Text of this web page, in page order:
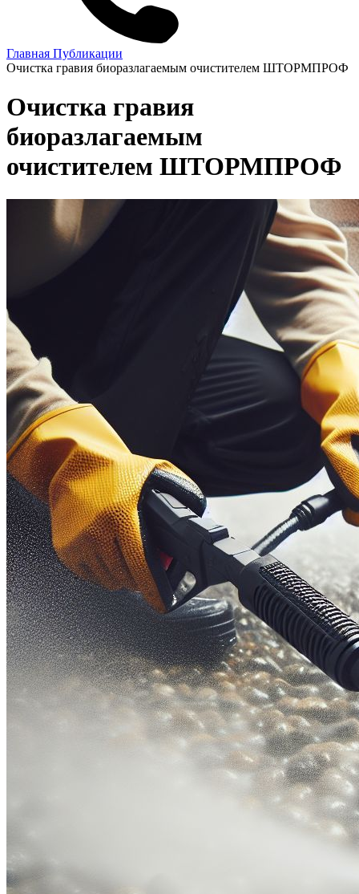
Главная Публикации
Очистка гравия биоразлагаемым очистителем ШТОРМПРОФ
Очистка гравия
биоразлагаемым
очистителем ШТОРМПРОФ